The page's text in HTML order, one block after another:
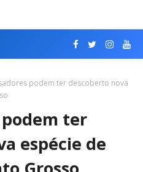
podem ter descoberto nova
ter
espécie de